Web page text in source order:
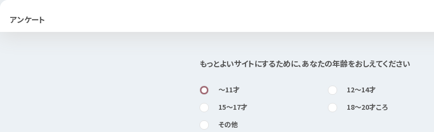
アンケート
もっとよいサイトにするために、あなたの年齢をおしえてください
〜11才 12〜14才
15〜17才 18〜20才ころ
その他
このページは公開情報をもとにMexで作成しました